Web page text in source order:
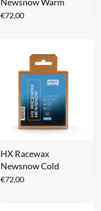
€72,00
HX Racewax
Newsnow Cold
€72,00